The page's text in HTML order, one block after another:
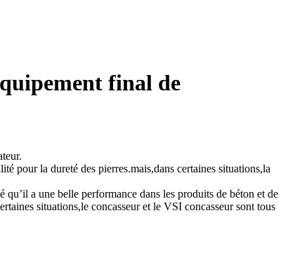
final de
pour la dureté des pierres.mais,dans certaines situations,la
a une belle performance dans les produits de béton et de
situations,le concasseur et le VSI concasseur sont tous